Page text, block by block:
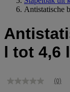
Antistatische
l tot 4,6
Geen
(0)